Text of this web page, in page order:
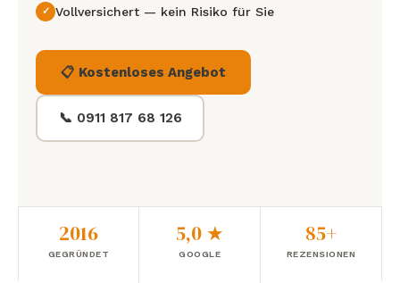
Vollversichert — kein Risiko für Sie
📋 Kostenloses Angebot
📞 0911 817 68 126
2016
GEGRÜNDET
5,0 ★
GOOGLE
85+
REZENSIONEN